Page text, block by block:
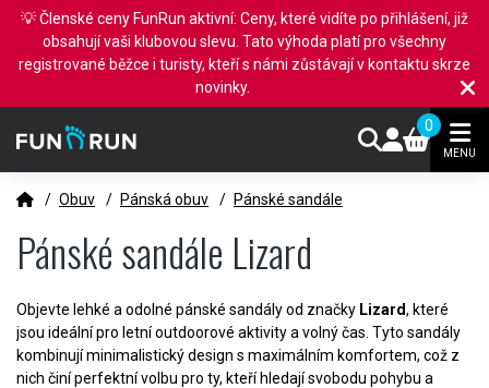
0
MENU
/ Obuv / Pánská obuv / Pánské sandále
Pánské sandále Lizard
Objevte lehké a odolné pánské sandály od značky Lizard, které
jsou ideální pro letní outdoorové aktivity a volný čas. Tyto sandály
kombinují minimalistický design s maximálním komfortem, což z
nich činí perfektní volbu pro ty, kteří hledají svobodu pohybu a
💡 Členské ceny FunRun aktivní: Ceny, které vidíte po přihlášení, již
obsahují vaši klubovou slevu. Tato výhoda platí pro všechny
registrované běžce i turisty, kteří s námi zůstávají v kontaktu skrze
novinky.